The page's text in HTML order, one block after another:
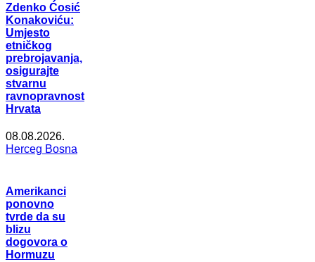
Zdenko Ćosić
Konakoviću:
Umjesto
etničkog
prebrojavanja,
osigurajte
stvarnu
ravnopravnost
Hrvata
08.08.2026.
Herceg Bosna
Amerikanci
ponovno
tvrde da su
blizu
dogovora o
Hormuzu